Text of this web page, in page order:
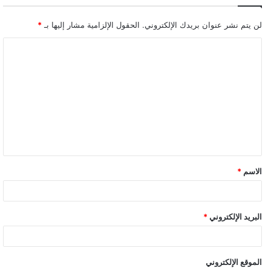
لن يتم نشر عنوان بريدك الإلكتروني. الحقول الإلزامية مشار إليها بـ *
ق
*
الاسم *
البريد الإلكتروني *
الموقع الإلكتروني